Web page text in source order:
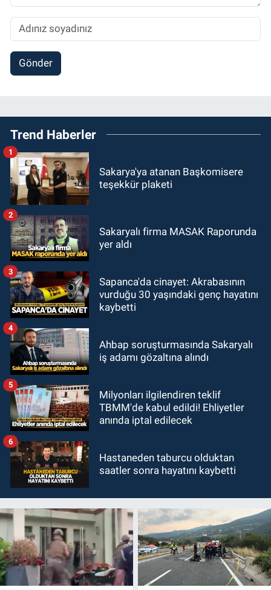
Gönder
Trend Haberler
Sakarya'ya atanan Başkomisere
teşekkür plaketi
1
Sakaryalı firma MASAK Raporunda
yer aldı
2
Sapanca'da cinayet: Akrabasının
vurduğu 30 yaşındaki genç hayatını
kaybetti
3
Ahbap soruşturmasında Sakaryalı
iş adamı gözaltına alındı
4
Milyonları ilgilendiren teklif
TBMM'de kabul edildi! Ehliyetler
anında iptal edilecek
5
Hastaneden taburcu olduktan
saatler sonra hayatını kaybetti
6